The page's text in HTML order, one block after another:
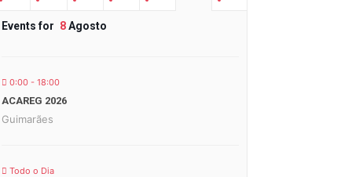
Events for 8Agosto
0:00 - 18:00
ACAREG 2026
Guimarães
Todo o Dia